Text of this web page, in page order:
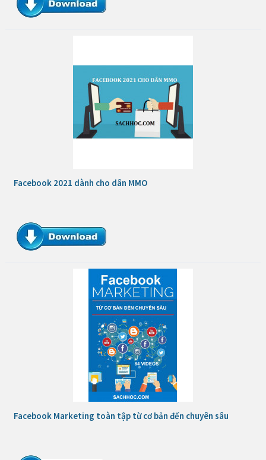
Facebook 2021 dành cho dân MMO
Facebook Marketing toàn tập từ cơ bản đến chuyên sâu